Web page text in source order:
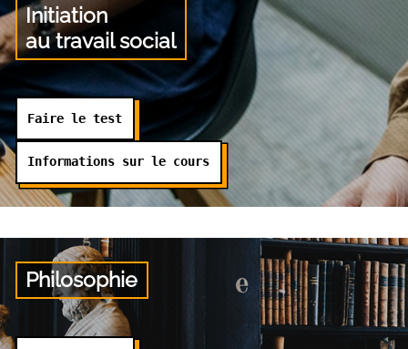
Initiation
au travail social
Faire le test
Informations sur le cours
Philosophie